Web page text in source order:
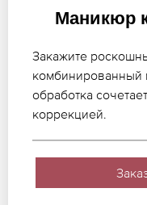
Маникюр
Закажите
комбинированный
обработка
коррекцией.